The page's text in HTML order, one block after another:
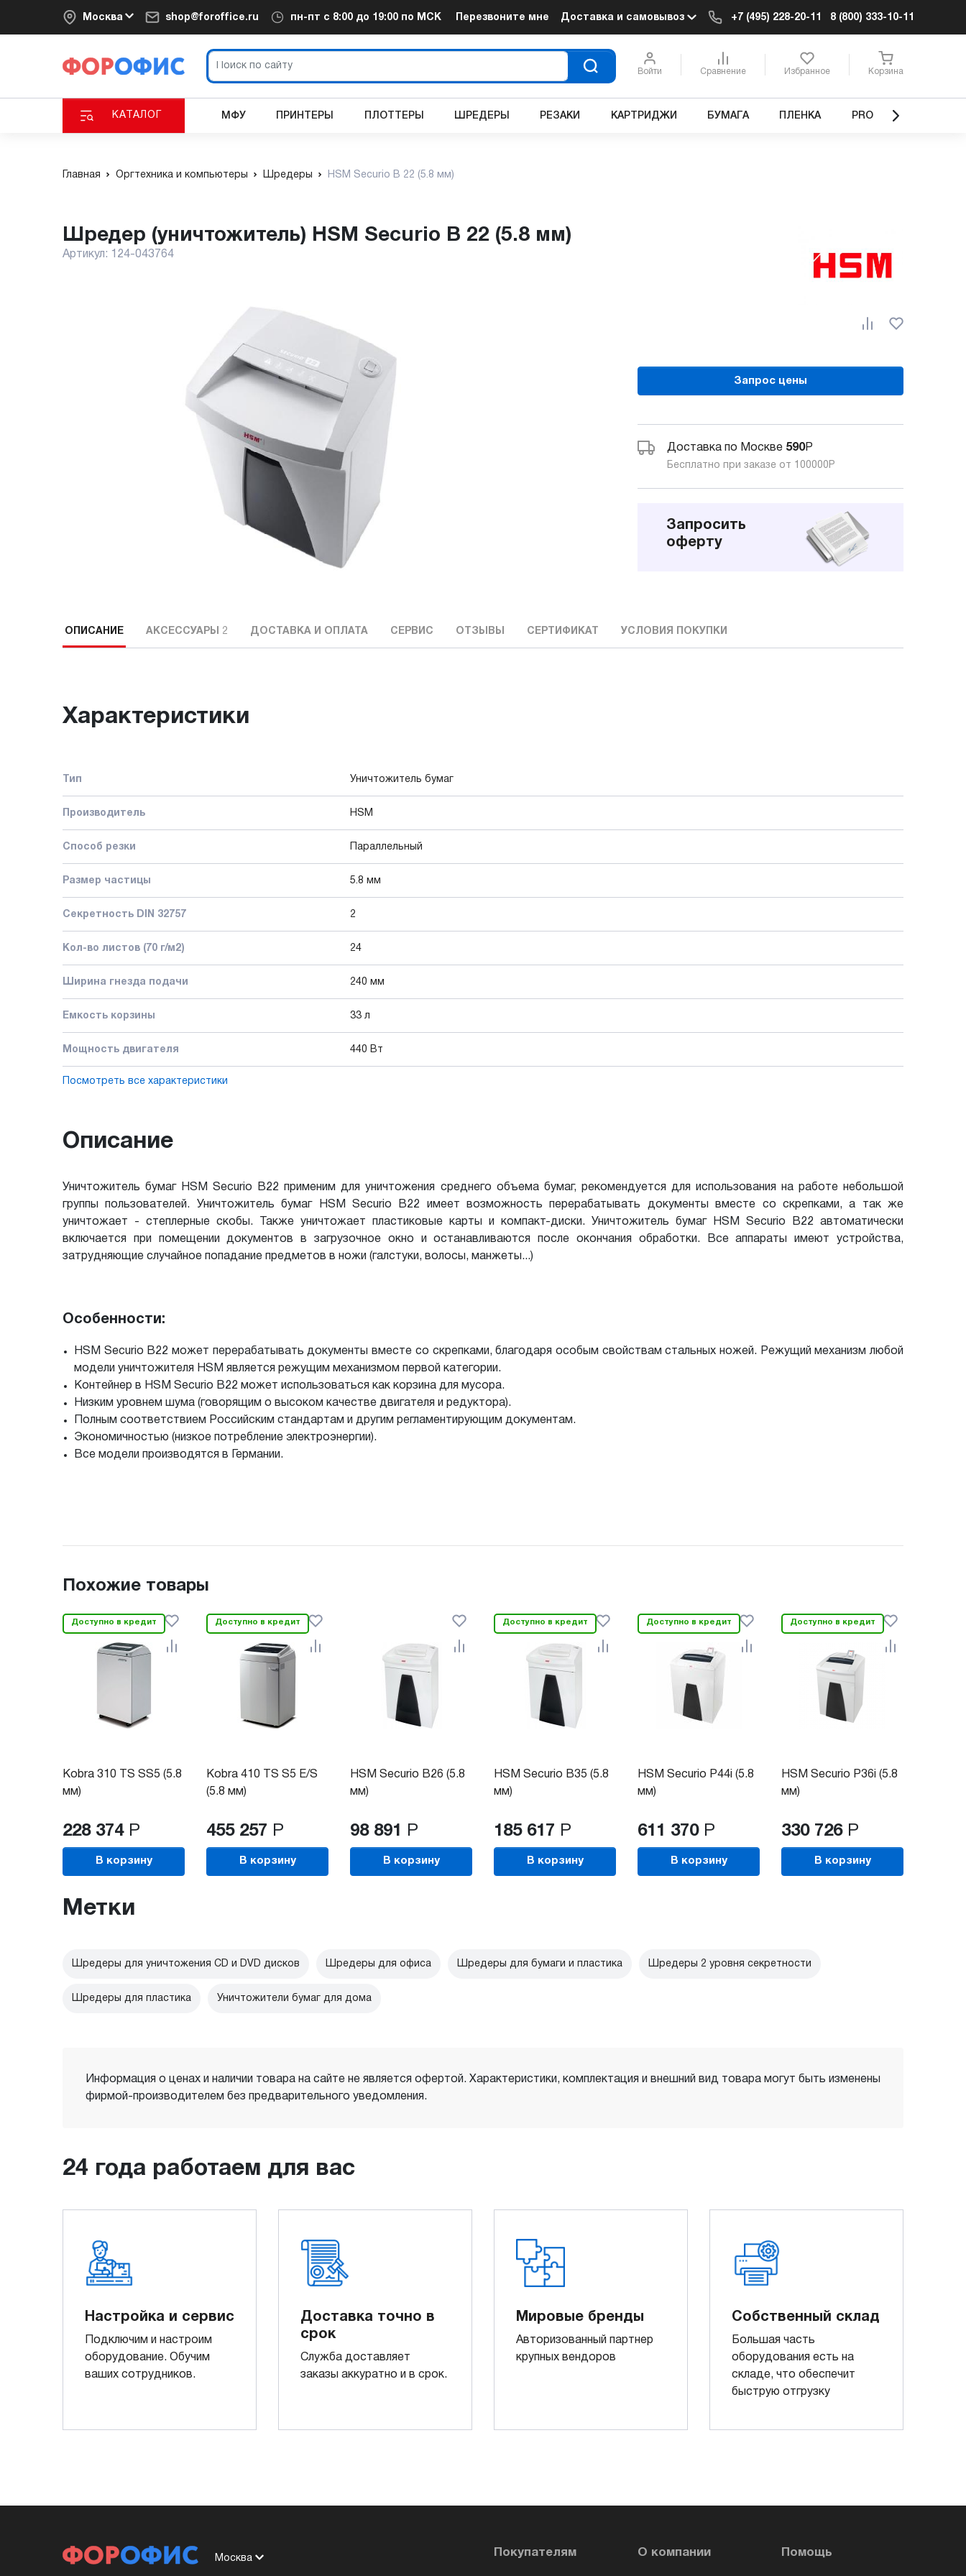
Москва shop@foroffice.ru пн-пт с 8:00 до 19:00 по МСК Перезвоните мне Доставка и самовывоз +7 (495) 228-20-11 8 (800) 333-10-11
Войти Сравнение Избранное Корзина
КАТАЛОГ МФУ ПРИНТЕРЫ ПЛОТТЕРЫ ШРЕДЕРЫ РЕЗАКИ КАРТРИДЖИ БУМАГА ПЛЕНКА PRO
Главная Оргтехника и компьютеры Шредеры HSM Securio B 22 (5.8 мм)
Шредер (уничтожитель) HSM Securio B 22 (5.8 мм)
Артикул: 124-043764
Запрос цены
Доставка по Москве 590Р
Бесплатно при заказе от 100000 Р
Запросить
оферту
ОПИСАНИЕ АКСЕССУАРЫ 2 ДОСТАВКА И ОПЛАТА СЕРВИС ОТЗЫВЫ СЕРТИФИКАТ УСЛОВИЯ ПОКУПКИ
Характеристики
Тип Уничтожитель бумаг
Производитель HSM
Способ резки Параллельный
Размер частицы 5.8 мм
Секретность DIN 32757 2
Кол-во листов (70 г/м2) 24
Ширина гнезда подачи 240 мм
Емкость корзины 33 л
Мощность двигателя 440 Вт
Посмотреть все характеристики
Описание
Уничтожитель бумаг HSM Securio B22 применим для уничтожения среднего объема бумаг, рекомендуется для использования на работе небольшой
группы пользователей. Уничтожитель бумаг HSM Securio B22 имеет возможность перерабатывать документы вместе со скрепками, а так же
уничтожает - степлерные скобы. Также уничтожает пластиковые карты и компакт-диски. Уничтожитель бумаг HSM Securio B22 автоматически
включается при помещении документов в загрузочное окно и останавливаются после окончания обработки. Все аппараты имеют устройства,
затрудняющие случайное попадание предметов в ножи (галстуки, волосы, манжеты...)
Особенности:
HSM Securio B22 может перерабатывать документы вместе со скрепками, благодаря особым свойствам стальных ножей. Режущий механизм любой
модели уничтожителя HSM является режущим механизмом первой категории.
Контейнер в HSM Securio B22 может использоваться как корзина для мусора.
Низким уровнем шума (говорящим о высоком качестве двигателя и редуктора).
Полным соответствием Российским стандартам и другим регламентирующим документам.
Экономичностью (низкое потребление электроэнергии).
Все модели производятся в Германии.
Похожие товары
Доступно в кредит
Kobra 310 TS SS5 (5.8
мм)
228 374 Р
В корзину
Доступно в кредит
Kobra 410 TS S5 E/S
(5.8 мм)
455 257 Р
В корзину
HSM Securio B26 (5.8
мм)
98 891 Р
В корзину
Доступно в кредит
HSM Securio B35 (5.8
мм)
185 617 Р
В корзину
Доступно в кредит
HSM Securio P44i (5.8
мм)
611 370 Р
В корзину
Доступно в кредит
HSM Securio P36i (5.8
мм)
330 726 Р
В корзину
Метки
Шредеры для уничтожения CD и DVD дисков Шредеры для офиса Шредеры для бумаги и пластика Шредеры 2 уровня секретности
Шредеры для пластика Уничтожители бумаг для дома
Информация о ценах и наличии товара на сайте не является офертой. Характеристики, комплектация и внешний вид товара могут быть изменены
фирмой-производителем без предварительного уведомления.
24 года работаем для вас
Настройка и сервис
Подключим и настроим
оборудование. Обучим
ваших сотрудников.
Доставка точно в
срок
Служба доставляет
заказы аккуратно и в срок.
Мировые бренды
Авторизованный партнер
крупных вендоров
Собственный склад
Большая часть
оборудования есть на
складе, что обеспечит
быструю отгрузку
Москва
Покупателям О компании Помощь